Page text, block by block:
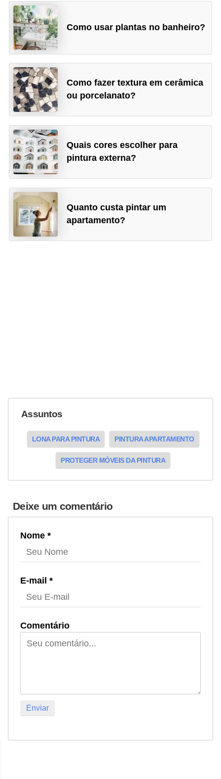
Como usar plantas no banheiro?
Como fazer textura em cerâmica
ou porcelanato?
Quais cores escolher para
pintura externa?
Quanto custa pintar um
apartamento?
Assuntos
LONA PARA PINTURA PINTURA APARTAMENTO
PROTEGER MÓVEIS DA PINTURA
Deixe um comentário
Nome *
E-mail *
Comentário